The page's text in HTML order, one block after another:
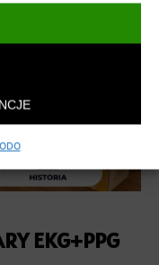
EKG+PPG